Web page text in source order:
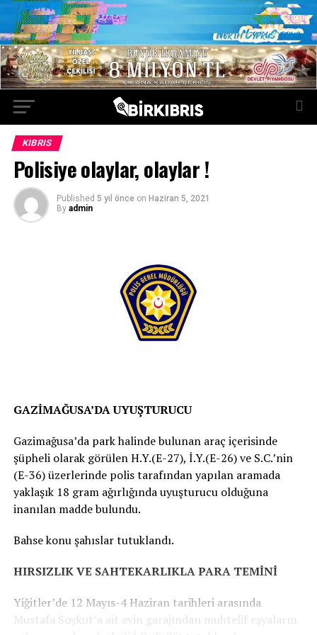
KIBRIS
Polisiye olaylar, olaylar !
Published 5 yıl önce on Haziran 5, 2021
By admin
GAZİMAĞUSA’DA UYUŞTURUCU
Gazimağusa’da park halinde bulunan araç içerisinde
şüpheli olarak görülen H.Y.(E-27), İ.Y.(E-26) ve S.C.’nin
(E-36) üzerlerinde polis tarafından yapılan aramada
yaklaşık 18 gram ağırlığında uyuşturucu olduğuna
inanılan madde bulundu.
Bahse konu şahıslar tutuklandı.
HIRSIZLIK VE SAHTEKARLIKLA PARA TEMİNİ
Yiğitler’de 12 Mayıs-4 Haziran tarihleri arasında
Mustafa Soykut’a ait evin garajından muhtelif eşyaların